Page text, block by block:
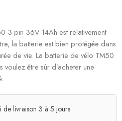
3-pin 36V 14Ah est relativement
la batterie est bien protégée dans
de vie. La batterie de vélo TM50
voulez être sûr d’acheter une
livraison 3 à 5 jours